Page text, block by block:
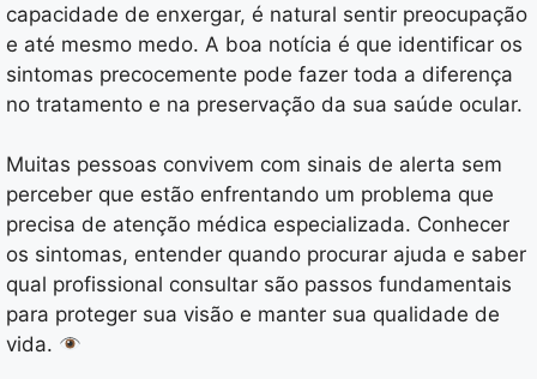
capacidade de enxergar, é natural sentir preocupação
e até mesmo medo. A boa notícia é que identificar os
sintomas precocemente pode fazer toda a diferença
no tratamento e na preservação da sua saúde ocular.
Muitas pessoas convivem com sinais de alerta sem
perceber que estão enfrentando um problema que
precisa de atenção médica especializada. Conhecer
os sintomas, entender quando procurar ajuda e saber
qual profissional consultar são passos fundamentais
para proteger sua visão e manter sua qualidade de
vida.